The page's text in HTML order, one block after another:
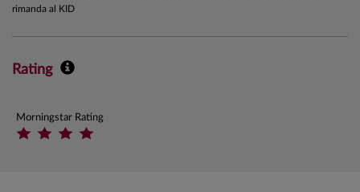
rimanda al KID
Rating
Morningstar Rating